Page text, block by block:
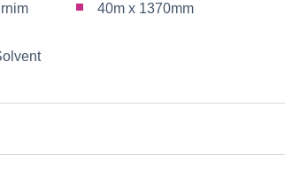
40m x 1370mm